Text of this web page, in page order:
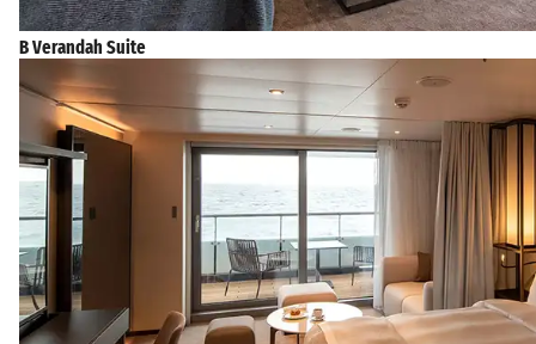
B Verandah Suite